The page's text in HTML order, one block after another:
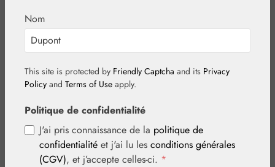
Huile de fleur
d'oranger
Ignorer la galerie d'images
Nom
This site is protected by Friendly Captcha and its Privacy
Policy and Terms of Use apply.
Politique de confidentialité
J'ai pris connaissance de la politique de
confidentialité et j'ai lu les conditions générales
(CGV), et j’accepte celles-ci. *